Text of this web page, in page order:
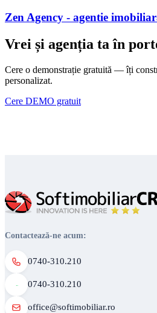
Zen Agency - agentie
Vrei și agenția ta în
Cere o demonstrație gratuită — îți
personalizat.
Cere DEMO gratuit
Contactează-ne acum:
0740-310.210
0740-310.210
office@softimobiliar.ro